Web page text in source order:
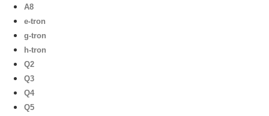
A8
e-tron
g-tron
h-tron
Q2
Q3
Q4
Q5